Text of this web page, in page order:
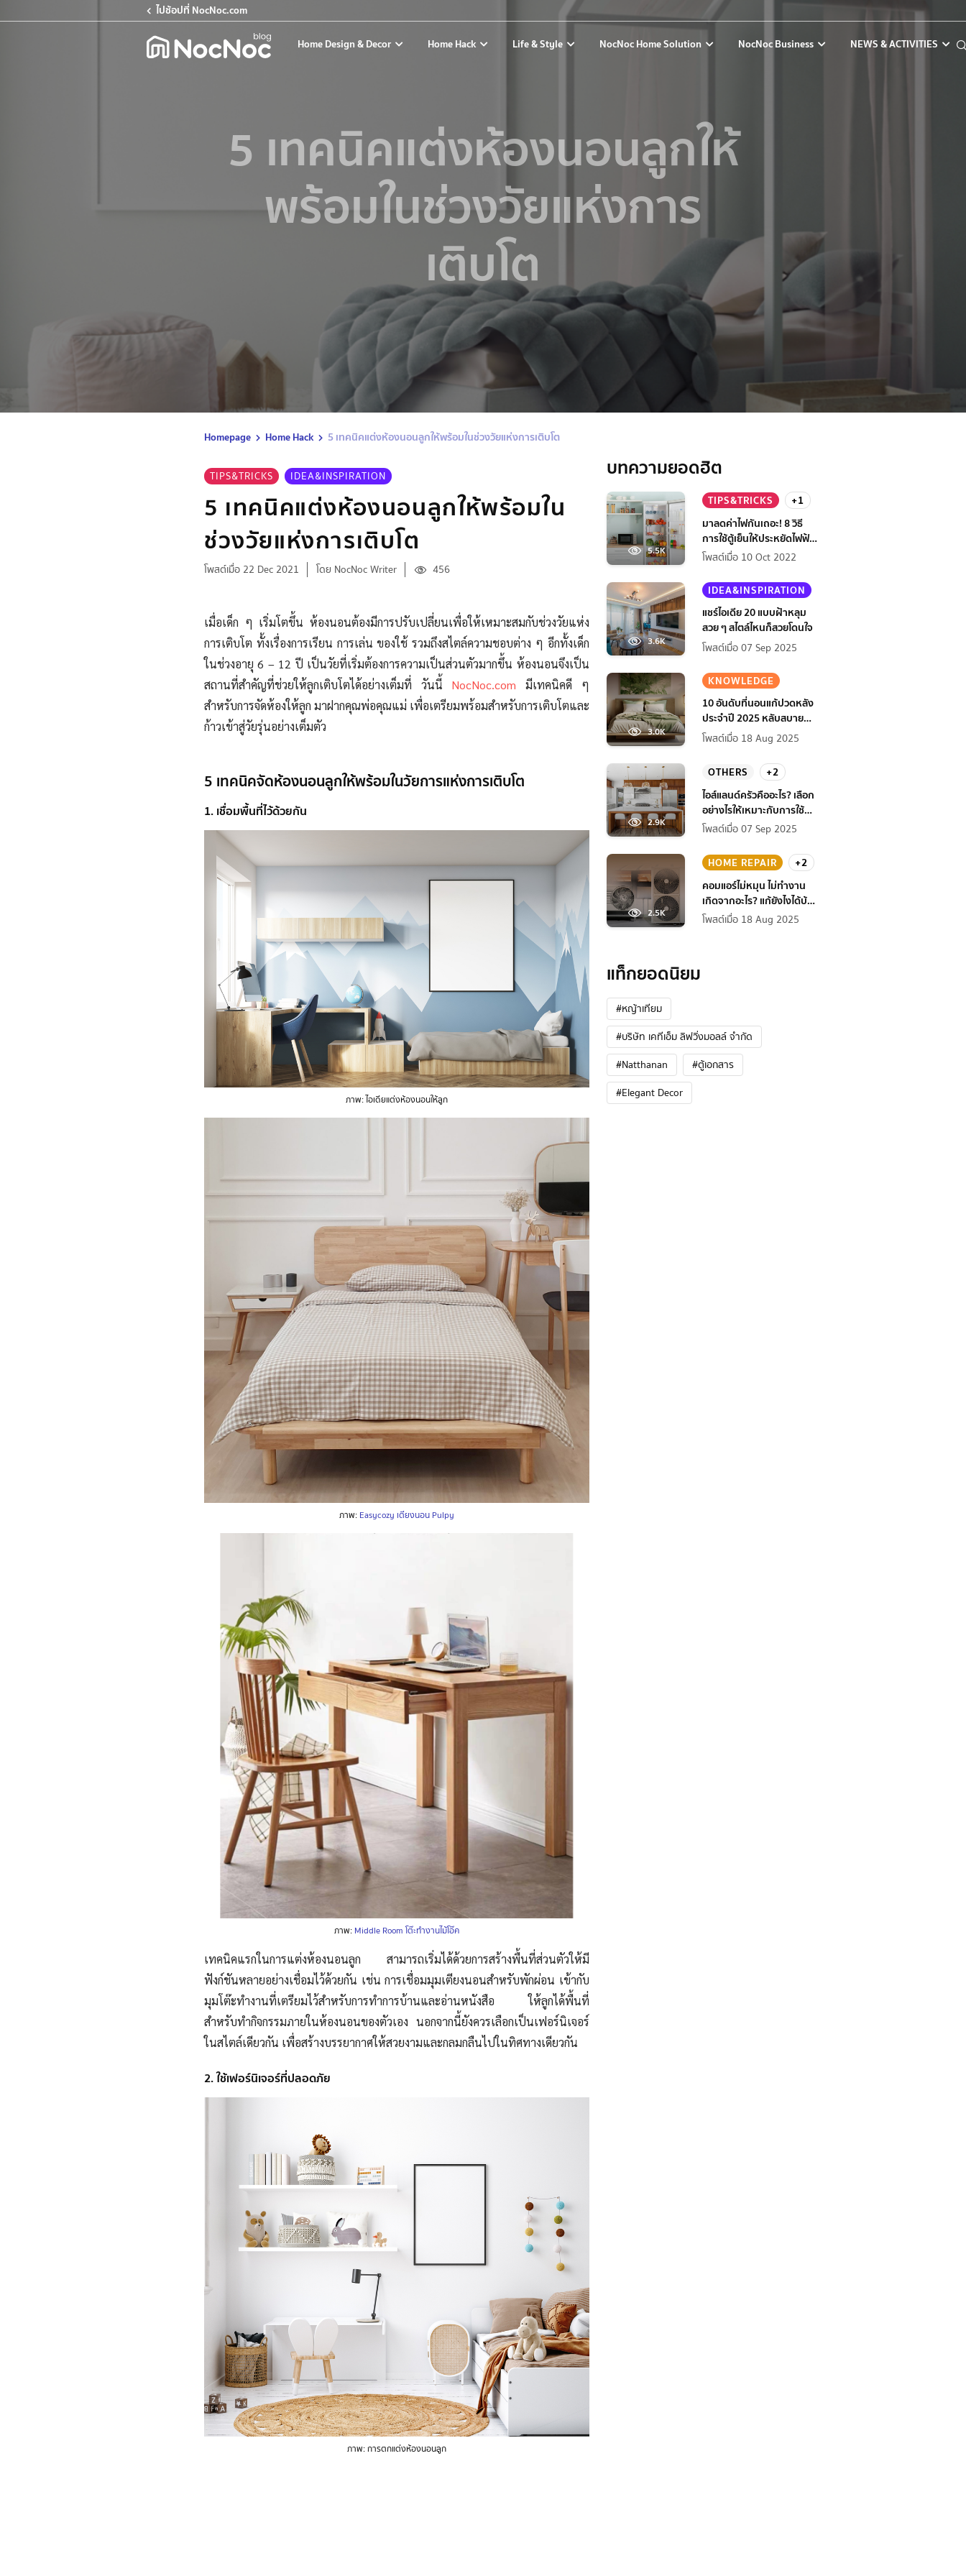
ไปช้อปที่ NocNoc.com
Home Design & Decor Home Hack Life & Style NocNoc Home Solution NocNoc Business NEWS & ACTIVITIES
5 เทคนิคแต่งห้องนอนลูกให้
พร้อมในช่วงวัยแห่งการ
เติบโต
Homepage Home Hack 5 เทคนิคแต่งห้องนอนลูกให้พร้อมในช่วงวัยแห่งการเติบโต
TIPS&TRICKS IDEA&INSPIRATION
5 เทคนิคแต่งห้องนอนลูกให้พร้อมใน
ช่วงวัยแห่งการเติบโต
โพสต์เมื่อ 22 Dec 2021 โดย NocNoc Writer 456
เมื่อเด็ก ๆ เริ่มโตขึ้น ห้องนอนต้องมีการปรับเปลี่ยนเพื่อให้เหมาะสมกับช่วงวัยแห่ง
การเติบโต ทั้งเรื่องการเรียน การเล่น ของใช้ รวมถึงสไตล์ความชอบต่าง ๆ อีกทั้งเด็ก
ในช่วงอายุ 6 – 12 ปี เป็นวัยที่เริ่มต้องการความเป็นส่วนตัวมากขึ้น ห้องนอนจึงเป็น
สถานที่สำคัญที่ช่วยให้ลูกเติบโตได้อย่างเต็มที่ วันนี้ NocNoc.com มีเทคนิคดี ๆ
สำหรับการจัดห้องให้ลูก มาฝากคุณพ่อคุณแม่ เพื่อเตรียมพร้อมสำหรับการเติบโตและ
ก้าวเข้าสู่วัยรุ่นอย่างเต็มตัว
5 เทคนิคจัดห้องนอนลูกให้พร้อมในวัยการแห่งการเติบโต
1. เชื่อมพื้นที่ไว้ด้วยกัน
ภาพ: ไอเดียแต่งห้องนอนให้ลูก
ภาพ: Easycozy เตียงนอน Pulpy
ภาพ: Middle Room โต๊ะทำงานไม้โอ๊ค
เทคนิคแรกในการแต่งห้องนอนลูก สามารถเริ่มได้ด้วยการสร้างพื้นที่ส่วนตัวให้มี
ฟังก์ชันหลายอย่างเชื่อมไว้ด้วยกัน เช่น การเชื่อมมุมเตียงนอนสำหรับพักผ่อน เข้ากับ
มุมโต๊ะทำงานที่เตรียมไว้สำหรับการทำการบ้านและอ่านหนังสือ ให้ลูกได้พื้นที่
สำหรับทำกิจกรรมภายในห้องนอนของตัวเอง นอกจากนี้ยังควรเลือกเป็นเฟอร์นิเจอร์
ในสไตล์เดียวกัน เพื่อสร้างบรรยากาศให้สวยงามและกลมกลืนไปในทิศทางเดียวกัน
2. ใช้เฟอร์นิเจอร์ที่ปลอดภัย
ภาพ: การตกแต่งห้องนอนลูก
บทความยอดฮิต
5.5K
TIPS&TRICKS
+1
มาลดค่าไฟกันเถอะ! 8 วิธี
การใช้ตู้เย็นให้ประหยัดไฟฟ้า
กว่าเดิม
โพสต์เมื่อ 10 Oct 2022
3.6K
IDEA&INSPIRATION
แชร์ไอเดีย 20 แบบฝ้าหลุม
สวย ๆ สไตล์ไหนก็สวยโดนใจ
โพสต์เมื่อ 07 Sep 2025
3.0K
KNOWLEDGE
10 อันดับที่นอนแก้ปวดหลัง
ประจำปี 2025 หลับสบาย
สุขภาพดียิ่งกว่าเดิม
โพสต์เมื่อ 18 Aug 2025
2.9K
OTHERS
+2
ไอส์แลนด์ครัวคืออะไร? เลือก
อย่างไรให้เหมาะกับการใช้
งานที่บ้าน
โพสต์เมื่อ 07 Sep 2025
2.5K
HOME REPAIR
+2
คอมแอร์ไม่หมุน ไม่ทํางาน
เกิดจากอะไร? แก้ยังไงได้บ้าง
ก่อนแอร์พัง!
โพสต์เมื่อ 18 Aug 2025
แท็กยอดนิยม
#หญ้าเทียม
#บริษัท เคทีเอ็ม ลิฟวิ่งมอลล์ จำกัด
#Natthanan
#ตู้เอกสาร
#Elegant Decor